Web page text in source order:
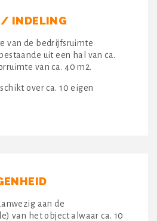
/ INDELING
van de bedrijfsruimte
uit een hal van ca.
van ca. 40 m2.
over ca. 10 eigen
aan de
van het object alwaar ca. 10